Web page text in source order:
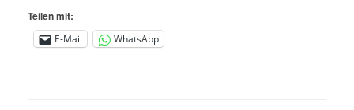
Teilen mit:
E-Mail WhatsApp